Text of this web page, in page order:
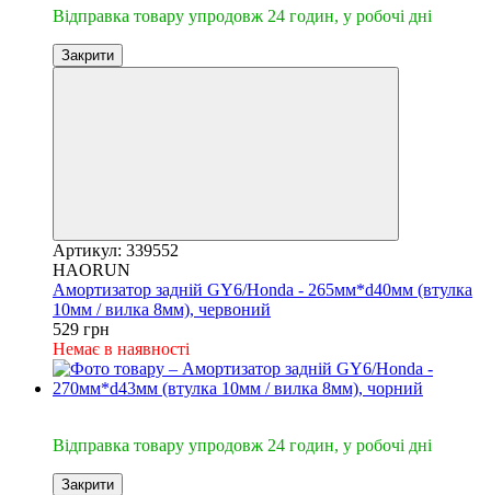
Відправка товару упродовж 24 годин, у робочі дні
Закрити
Артикул: 339552
HAORUN
Амортизатор задній GY6/Honda - 265мм*d40мм (втулка
10мм / вилка 8мм), червоний
529 грн
Немає в наявності
Відправка товару упродовж 24 годин, у робочі дні
Закрити